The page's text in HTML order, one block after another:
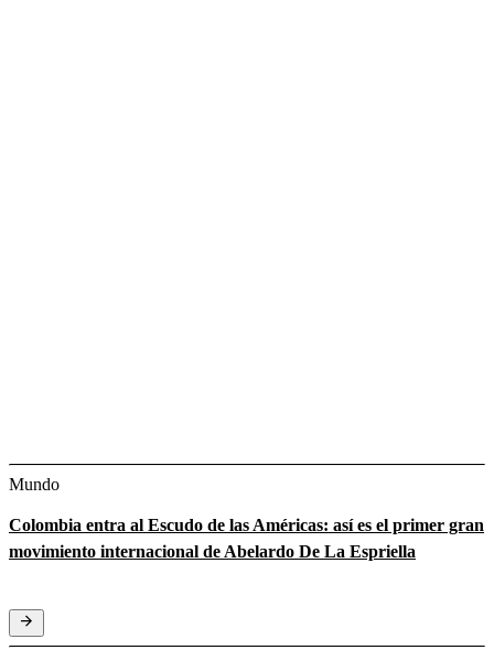
Mundo
Colombia entra al Escudo de las Américas: así es el primer gran
movimiento internacional de Abelardo De La Espriella